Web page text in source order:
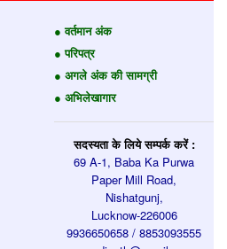
● वर्तमान अंक
● परिपत्र
● अगले अंक की सामग्री
● अभिलेखागार
सदस्यता के लिये सम्पर्क करें :
69 A-1, Baba Ka Purwa
Paper Mill Road,
Nishatgunj,
Lucknow-226006
9936650658 / 8853093555